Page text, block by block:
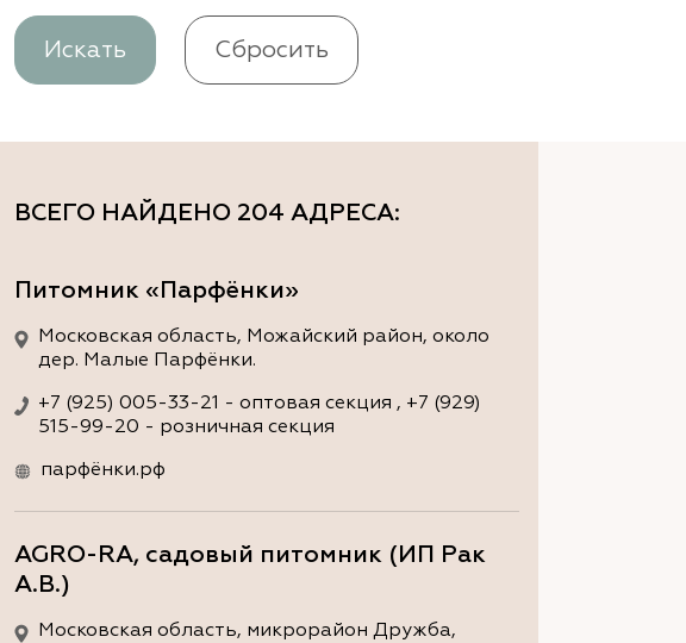
Искать Сбросить
ВСЕГО НАЙДЕНО 204 АДРЕСА:
Питомник «Парфёнки»
Московская область, Можайский район, около
дер. Малые Парфёнки.
+7 (925) 005-33-21 - оптовая секция , +7 (929)
515-99-20 - розничная секция
парфёнки.рф
AGRO-RA, садовый питомник (ИП Рак
А.В.)
Московская область, микрорайон Дружба,